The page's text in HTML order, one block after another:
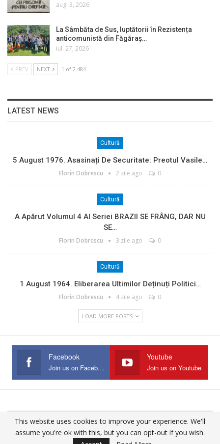
aug. 3, 2026
La Sâmbăta de Sus, luptătorii în Rezistența
anticomunistă din Făgăraș…
iul. 27, 2026
PREV NEXT 1 of 2.484
LATEST NEWS
Cultură
5 August 1976. Asasinați De Securitate: Preotul Vasile…
Florin Dobrescu 2 zile ago 0
Cultură
A Apărut Volumul 4 Al Seriei BRAZII SE FRÂNG, DAR NU
SE…
Florin Dobrescu 3 zile ago 0
Cultură
1 August 1964. Eliberarea Ultimilor Deținuți Politici…
Florin Dobrescu 4 zile ago 0
LOAD MORE POSTS
Facebook
Join us on Facebook
Youtube
Join us on Youtube
© 2025 - All Rights Reserved.
Website Design:
This website uses cookies to improve your experience. We'll
assume you're ok with this, but you can opt-out if you wish.